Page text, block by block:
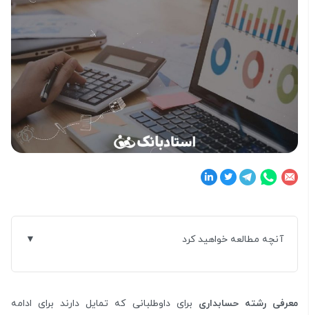
آنچه مطالعه خواهید کرد
معرفی رشته حسابداری برای داوطلبانی که تمایل دارند برای ادامه